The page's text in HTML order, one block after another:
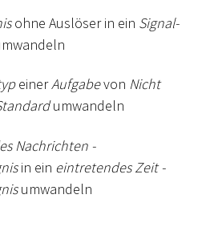
ohne Auslöser in ein Signal-
einerAufgabevon Nicht
umwandeln
Nachrichten -
in ein eintretendes Zeit -
umwandeln